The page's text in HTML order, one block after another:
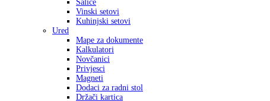
Šalice
Vinski setovi
Kuhinjski setovi
Ured
Mape za dokumente
Kalkulatori
Novčanici
Privjesci
Magneti
Dodaci za radni stol
Držači kartica